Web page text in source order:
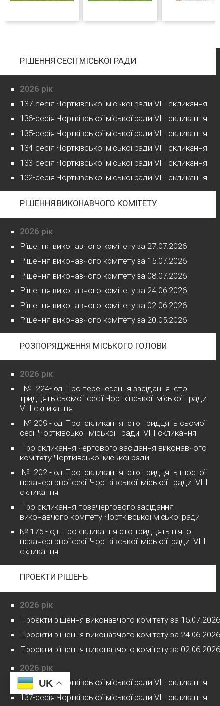
РІШЕННЯ СЕСІЇ МІСЬКОЇ РАДИ
2026 рік
137-сесія Чортківської міської ради VIII скликання
136-сесія Чортківської міської ради VIII скликання
135-сесія Чортківської міської ради VIII скликання
134-сесія Чортківської міської ради VIII скликання
133-сесія Чортківської міської ради VIII скликання
132-сесія Чортківської міської ради VIII скликання
РІШЕННЯ ВИКОНАВЧОГО КОМІТЕТУ
2026 рік
Рішення виконавчого комітету за 27.07.2026
Рішення виконавчого комітету за 15.07.2026
Рішення виконавчого комітету за 08.07.2026
Рішення виконавчого комітету за 24.06.2026
Рішення виконавчого комітету за 02.06.2026
Рішення виконавчого комітету за 20.05.2026
РОЗПОРЯДЖЕННЯ МІСЬКОГО ГОЛОВИ
2026 рік
№ 224- од Про перенесення засідання сто
тридцять сьомої сесії Чортківської міської ради
VІІІ скликання
№ 209 - од Про скликання сто тридцять сьомої
сесії Чортківської міської ради VІІІ скликання
Про скликання чергового засідання виконавчого
комітету Чортківської міської ради
№ 202 - од Про скликання сто тридцять шостої
позачергової сесії Чортківської міської ради VІІІ
скликання
Про скликання позачергового засідання
виконавчого комітету Чортківської міської ради
№ 175 - од Про скликання сто тридцять п’ятої
позачергової сесії Чортківської міської ради VІІІ
скликання
ПРОЕКТИ РІШЕНЬ
2026 рік
Проєкти рішення виконавчого комітету за 15.07.2026
Проєкти рішення виконавчого комітету за 24.06.2026
Проєкти рішення виконавчого комітету за 02.06.2026
2026 рік
136-сесія Чортківської міської ради VIII скликання
137-сесія Чортківської міської ради VIII скликання
UK